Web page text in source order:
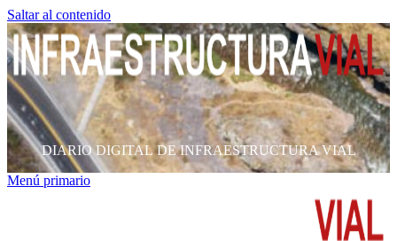
Saltar al contenido
DIARIO DIGITAL DE INFRAESTRUCTURA VIAL
Menú primario